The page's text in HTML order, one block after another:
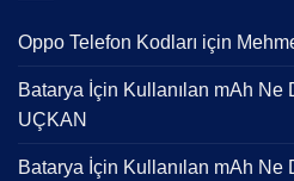
Oppo Telefon Kodları için
Batarya İçin Kullanılan mAh Ne
UÇKAN
Batarya İçin Kullanılan mAh Ne